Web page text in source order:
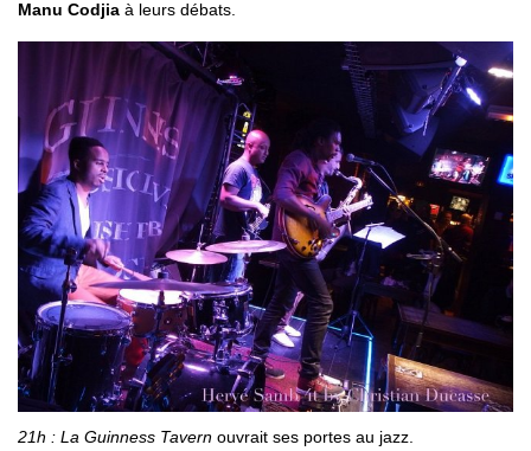
Manu Codjia à leurs débats.
21h : La Guinness Tavern ouvrait ses portes au jazz.